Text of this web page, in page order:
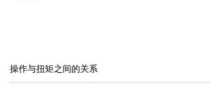
操作与扭矩之间的关系